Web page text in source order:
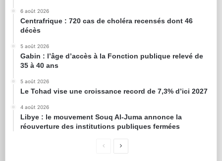
6 août 2026
Centrafrique : 720 cas de choléra recensés dont 46
décès
5 août 2026
Gabin : l’âge d’accès à la Fonction publique relevé de
35 à 40 ans
5 août 2026
Le Tchad vise une croissance record de 7,3% d’ici 2027
4 août 2026
Libye : le mouvement Souq Al-Juma annonce la
réouverture des institutions publiques fermées